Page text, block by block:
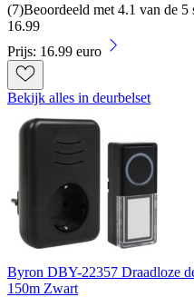
(7)Beoordeeld met 4.1 van de
16.99
Prijs: 16.99 euro
Bekijk alles in deurbelset
Byron DBY-22357 Draadloze
150m Zwart